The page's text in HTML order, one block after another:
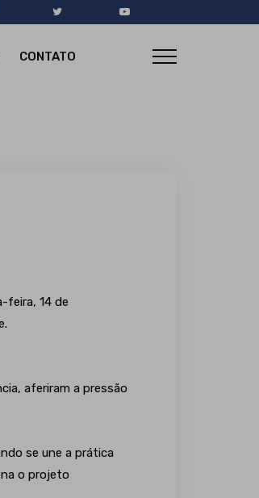
CONTATO
feira, 14 de
aferiram a pressão
se une a prática
o projeto